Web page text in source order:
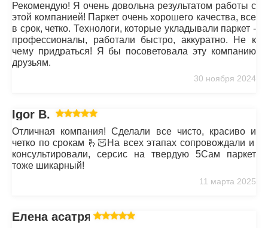
Рекомендую! Я очень довольна результатом работы с
этой компанией! Паркет очень хорошего качества, все
в срок, четко. Технологи, которые укладывали паркет -
профессионалы, работали быстро, аккуратно. Не к
чему придраться! Я бы посоветовала эту компанию
друзьям.
30 ноября 2024
Igor B.
Отличная компания! Сделали все чисто, красиво и
четко по срокам 🫰🏻На всех этапах сопровождали и
консультировали, серсис на твердую 5Сам паркет
тоже шикарный!
11 марта 2025
Елена асатрян